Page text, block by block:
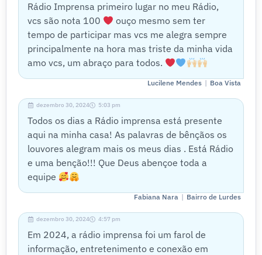
Rádio Imprensa primeiro lugar no meu Rádio,
vcs são nota 100
ouço mesmo sem ter
tempo de participar mas vcs me alegra sempre
principalmente na hora mas triste da minha vida
amo vcs, um abraço para todos.
Lucilene Mendes | Boa Vista
dezembro 30, 2024 5:03 pm
Todos os dias a Rádio imprensa está presente
aqui na minha casa! As palavras de bênçãos os
louvores alegram mais os meus dias . Está Rádio
e uma benção!!! Que Deus abençoe toda a
equipe
Fabiana Nara | Bairro de Lurdes
dezembro 30, 2024 4:57 pm
Em 2024, a rádio imprensa foi um farol de
informação, entretenimento e conexão em